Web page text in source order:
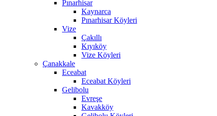
Pınarhisar
Kaynarca
Pınarhisar Köyleri
Vize
Çakıllı
Kıyıköy
Vize Köyleri
Çanakkale
Eceabat
Eceabat Köyleri
Gelibolu
Evreşe
Kavakköy